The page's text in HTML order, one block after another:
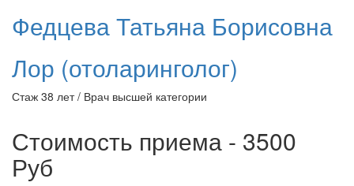
ФедцеваТатьяна Борисовна
Лор (отоларинголог)
Стаж 38 лет / Врач высшей категории
Стоимость приема - 3500
Руб